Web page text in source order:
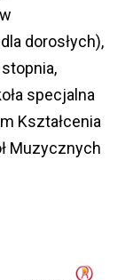
dorosłych),
specjalna
Kształcenia
Muzycznych